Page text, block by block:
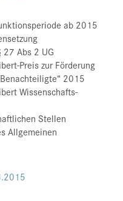
ab 2015
Abs 2 UG
Preis zur Förderung
2015
Wissenschafts-
Stellen
Allgemeinen